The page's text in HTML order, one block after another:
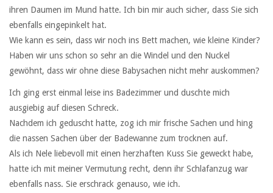
ihren Daumen im Mund hatte. Ich bin mir auch sicher, dass Sie sich
ebenfalls eingepinkelt hat.
Wie kann es sein, dass wir noch ins Bett machen, wie kleine Kinder?
Haben wir uns schon so sehr an die Windel und den Nuckel
gewöhnt, dass wir ohne diese Babysachen nicht mehr auskommen?
Ich ging erst einmal leise ins Badezimmer und duschte mich
ausgiebig auf diesen Schreck.
Nachdem ich geduscht hatte, zog ich mir frische Sachen und hing
die nassen Sachen über der Badewanne zum trocknen auf.
Als ich Nele liebevoll mit einen herzhaften Kuss Sie geweckt habe,
hatte ich mit meiner Vermutung recht, denn ihr Schlafanzug war
ebenfalls nass. Sie erschrack genauso, wie ich.